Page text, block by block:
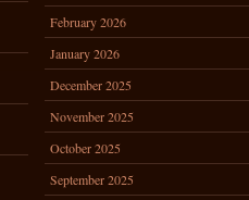
February 2026
January 2026
December 2025
November 2025
October 2025
September 2025